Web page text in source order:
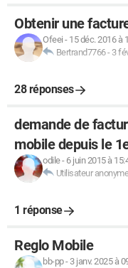
Obtenir une
Ofeei - 15 déc. 2016 à
Bertrand7766- 3
28 réponses
demande de
mobile depuis le
odile- 6 juin 2015 à
Utilisateur anonyme
1 réponse
Reglo Mobile
bb-pp- 3 janv. 2025 à